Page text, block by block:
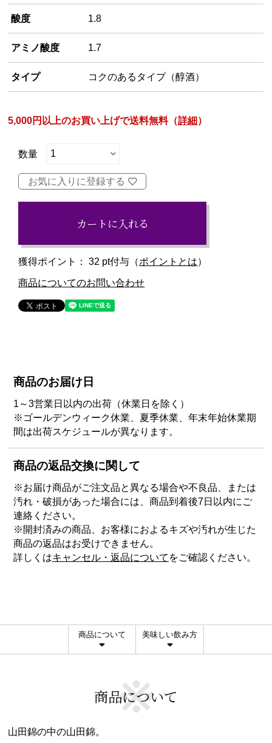
酸度 1.8
アミノ酸度 1.7
タイプ コクのあるタイプ（醇酒）
5,000円以上のお買い上げで送料無料（詳細 ）
お気に入りに登録する
カートに入れる
獲得ポイント： 32 pt付与（ポイントとは）
商品についてのお問い合わせ
商品のお届け日
1～3営業日以内の出荷（休業日を除く）
※ゴールデンウィーク休業、夏季休業、年末年始休業期
間は出荷スケジュールが異なります。
商品の返品交換に関して
※お届け商品がご注文品と異なる場合や不良品、または
汚れ・破損があった場合には、商品到着後7日以内にご
連絡ください。
※開封済みの商品、お客様におよるキズや汚れが生じた
商品の返品はお受けできません。
詳しくはキャンセル・返品について をご確認ください。
商品について 美味しい飲み方
商品について
山田錦の中の山田錦。